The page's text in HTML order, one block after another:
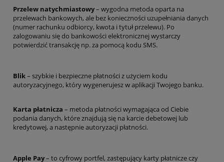
Przelew natychmiastowy– wygodna metoda oparta na
przelewach bankowych, ale bez konieczności uzupełniania danych
(numer rachunku odbiorcy, kwota i tytuł przelewu). Po
zalogowaniu się do bankowości elektronicznej wystarczy
potwierdzić transakcję np. za pomocą kodu SMS.
Blik– szybkie i bezpieczne płatności z użyciem kodu
autoryzacyjnego, który wygenerujesz w aplikacji Twojego banku.
Karta płatnicza – metoda płatności wymagająca od Ciebie
podania danych, które znajdują się na karcie debetowej lub
kredytowej, a następnie autoryzacji płatności.
Apple Pay– to cyfrowy portfel, zastępujący karty płatnicze czy